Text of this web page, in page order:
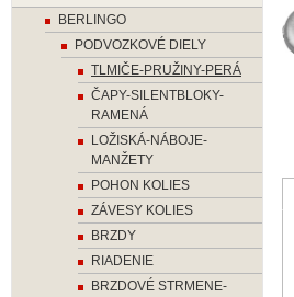
BERLINGO
PODVOZKOVÉ DIELY
TLMIČE-PRUŽINY-PERÁ
ČAPY-SILENTBLOKY-
RAMENÁ
LOŽISKÁ-NÁBOJE-
MANŽETY
POHON KOLIES
ZÁVESY KOLIES
BRZDY
RIADENIE
BRZDOVÉ STRMENE-